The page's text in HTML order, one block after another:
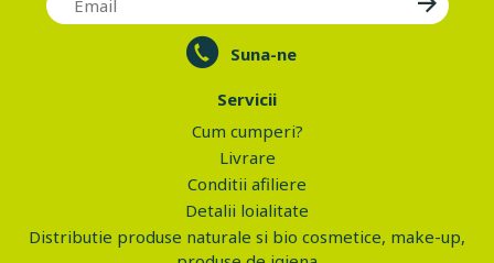
Suna-ne
Servicii
Cum cumperi?
Livrare
Conditii afiliere
Detalii loialitate
Distributie produse naturale si bio cosmetice, make-up,